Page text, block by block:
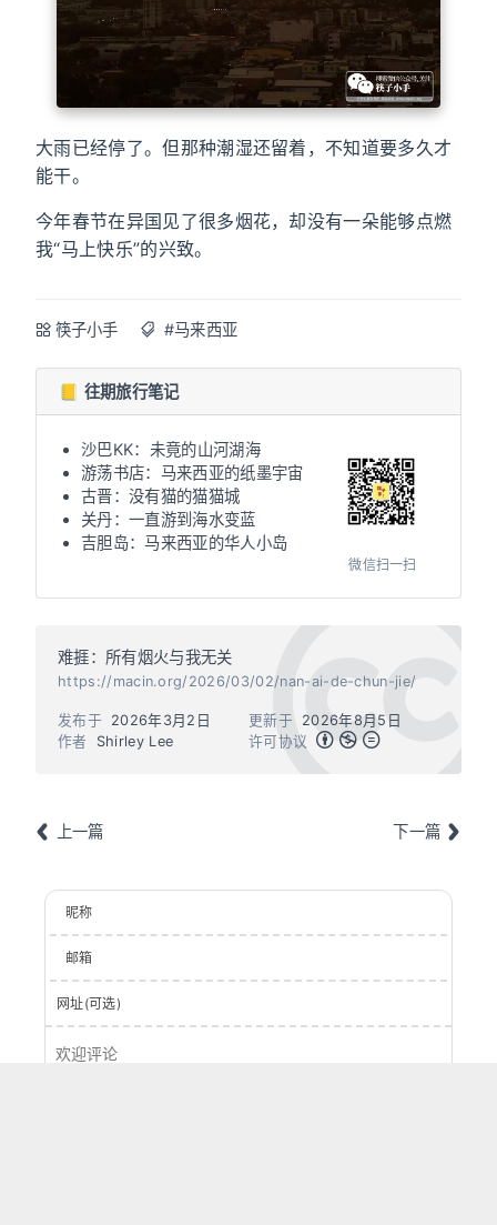
大雨已经停了。但那种潮湿还留着，不知道要多久才
能干。
今年春节在异国见了很多烟花，却没有一朵能够点燃
我“马上快乐”的兴致。
筷子小手 #马来西亚
📒 往期旅行笔记
沙巴KK：未竟的山河湖海
游荡书店：马来西亚的纸墨宇宙
古晋：没有猫的猫猫城
关丹：一直游到海水变蓝
吉胆岛：马来西亚的华人小岛
微信扫一扫
难捱：所有烟火与我无关
https://macin.org/2026/03/02/nan-ai-de-chun-jie/
作者 Shirley Lee
发布于 2026年3月2日 更新于
2026年8月5日
许可协议
上一篇 下一篇
昵称
邮箱
网址(可选)